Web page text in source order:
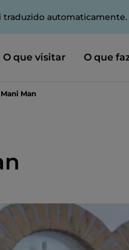
traduzido automaticamente.
O que visitar O que
Mani Man